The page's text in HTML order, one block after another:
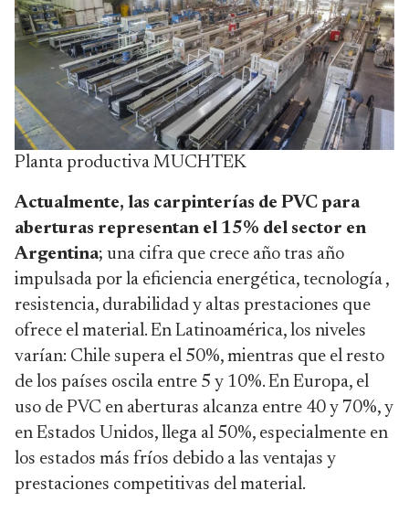
Planta productiva MUCHTEK
Actualmente, las carpinterías de PVC para
aberturas representan el 15% del sector en
Argentina; una cifra que crece año tras año
impulsada por la eficiencia energética, tecnología ,
resistencia, durabilidad y altas prestaciones que
ofrece el material. En Latinoamérica, los niveles
varían: Chile supera el 50%, mientras que el resto
de los países oscila entre 5 y 10%. En Europa, el
uso de PVC en aberturas alcanza entre 40 y 70%, y
en Estados Unidos, llega al 50%, especialmente en
los estados más fríos debido a las ventajas y
prestaciones competitivas del material.